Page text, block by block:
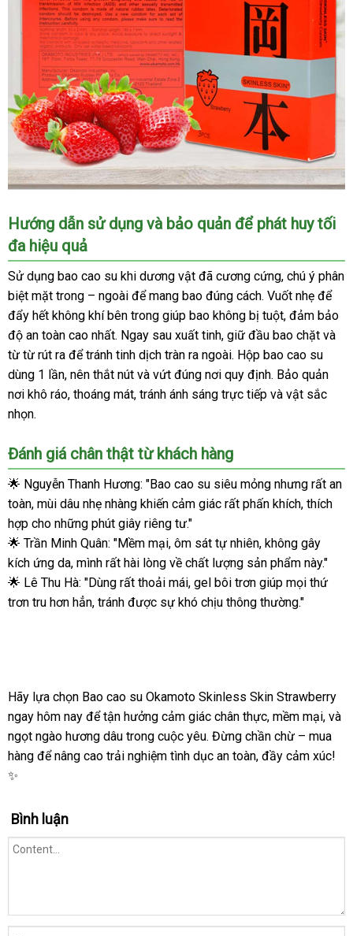
Bao
cao
su
Okamoto
Skinless
hương
dâu
mỏng
mềm
mịn
quyến
rũ
Hướng dẫn sử dụng và bảo quản để phát huy tối
đa hiệu quả
Sử dụng bao cao su khi dương vật đã cương cứng, chú ý phân
biệt mặt trong – ngoài để mang bao đúng cách. Vuốt nhẹ để
đẩy hết không khí bên trong giúp bao không bị tuột, đảm bảo
độ an toàn cao nhất. Ngay sau xuất tinh, giữ đầu bao chặt và
từ từ rút ra để tránh tinh dịch tràn ra ngoài. Hộp bao cao su
dùng 1 lần, nên thắt nút và vứt đúng nơi quy định. Bảo quản
nơi khô ráo, thoáng mát, tránh ánh sáng trực tiếp và vật sắc
nhọn.
Đánh giá chân thật từ khách hàng
🌟 Nguyễn Thanh Hương: "Bao cao su siêu mỏng nhưng rất an
toàn, mùi dâu nhẹ nhàng khiến cảm giác rất phấn khích, thích
hợp cho những phút giây riêng tư."
🌟 Trần Minh Quân: "Mềm mại, ôm sát tự nhiên, không gây
kích ứng da, mình rất hài lòng về chất lượng sản phẩm này."
🌟 Lê Thu Hà: "Dùng rất thoải mái, gel bôi trơn giúp mọi thứ
trơn tru hơn hẳn, tránh được sự khó chịu thông thường."
Hãy lựa chọn Bao cao su Okamoto Skinless Skin Strawberry
ngay hôm nay để tận hưởng cảm giác chân thực, mềm mại, và
ngọt ngào hương dâu trong cuộc yêu. Đừng chần chừ – mua
hàng để nâng cao trải nghiệm tình dục an toàn, đầy cảm xúc!
✨
Bình luận